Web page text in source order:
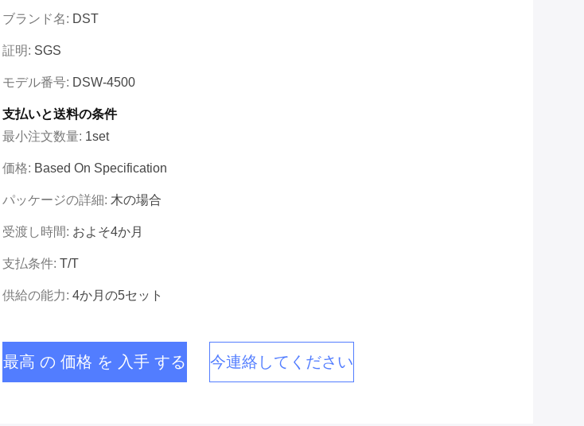
ブランド名: DST
証明: SGS
モデル番号: DSW-4500
支払いと送料の条件
最小注文数量: 1set
価格: Based On Specification
パッケージの詳細: 木の場合
受渡し時間: およそ4か月
支払条件: T/T
供給の能力: 4か月の5セット
最高 の 価格 を 入手 する 今連絡してください